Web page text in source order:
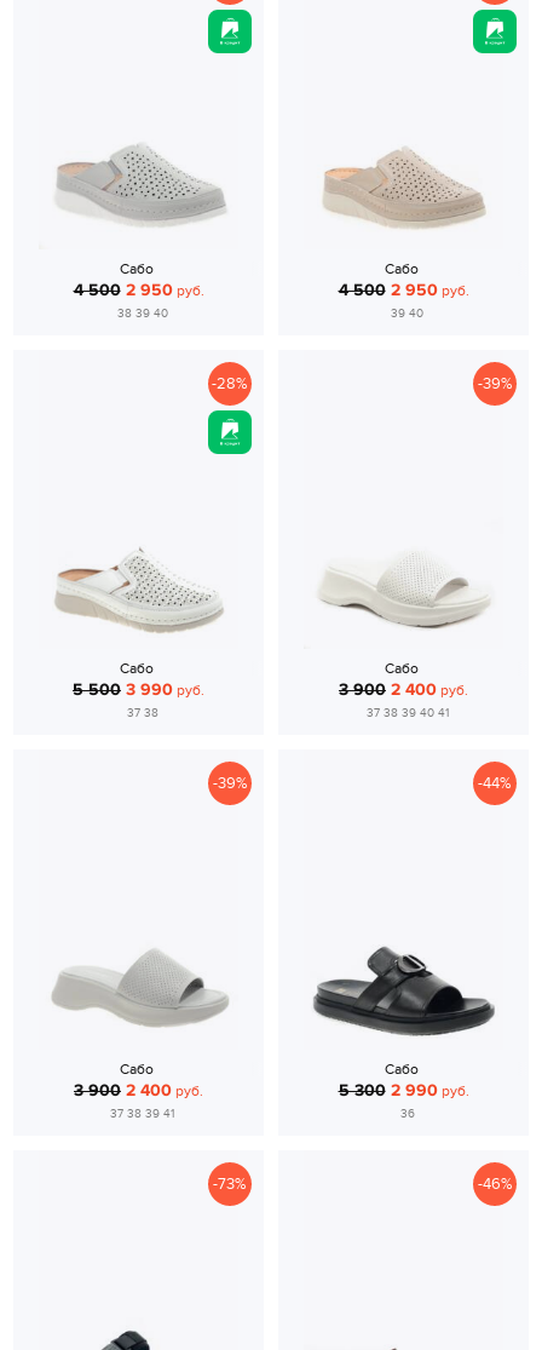
Сабо
4 500 2 950руб.
38 39 40
Сабо
4 500 2 950руб.
39 40
-28%
Сабо
5 500 3 990 руб.
37 38
-39%
Сабо
3 900 2 400 руб.
37 38 39 40 41
-39%
Сабо
3 900 2 400 руб.
37 38 39 41
-44%
Сабо
5 300 2 990руб.
36
-73% -46%